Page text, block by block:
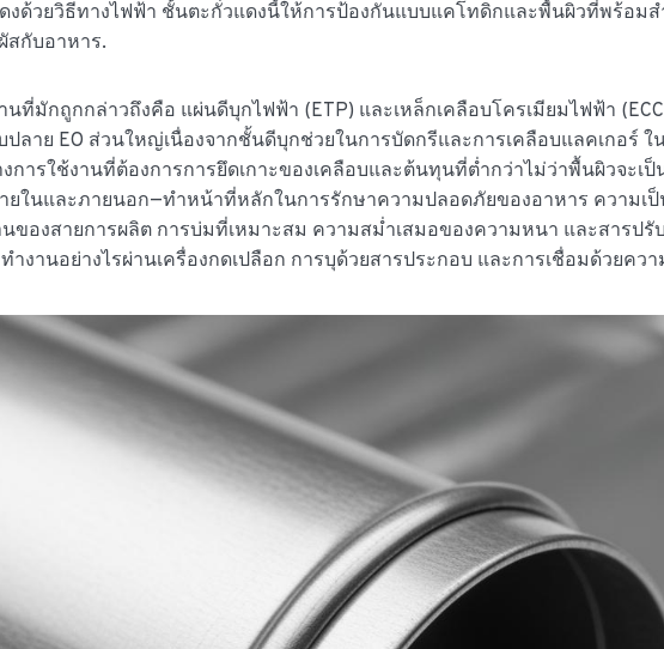
งด้วยวิธีทางไฟฟ้า ชั้นตะกั่วแดงนี้ให้การป้องกันแบบแคโทดิกและพื้นผิวที่พร้อมส
สกับอาหาร.
ที่มักถูกกล่าวถึงคือ แผ่นดีบุกไฟฟ้า (ETP) และเหล็กเคลือบโครเมียมไฟฟ้า
ปลาย EO ส่วนใหญ่เนื่องจากชั้นดีบุกช่วยในการบัดกรีและการเคลือบแลคเกอร์
การใช้งานที่ต้องการการยึดเกาะของเคลือบและต้นทุนที่ต่ำกว่าไม่ว่าพื้นผิวจะเป็
ยในและภายนอก—ทำหน้าที่หลักในการรักษาความปลอดภัยของอาหาร ความเป็
ของสายการผลิต การบ่มที่เหมาะสม ความสม่ำเสมอของความหนา และสารปรั
งานอย่างไรผ่านเครื่องกดเปลือก การบุด้วยสารประกอบ และการเชื่อมด้วยควา